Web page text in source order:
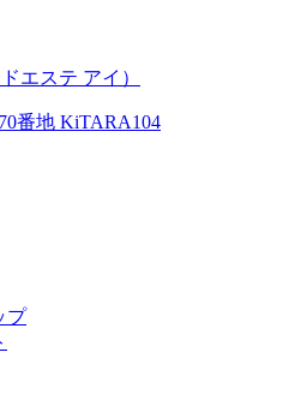
エステ アイ）
番地 KiTARA104
プ